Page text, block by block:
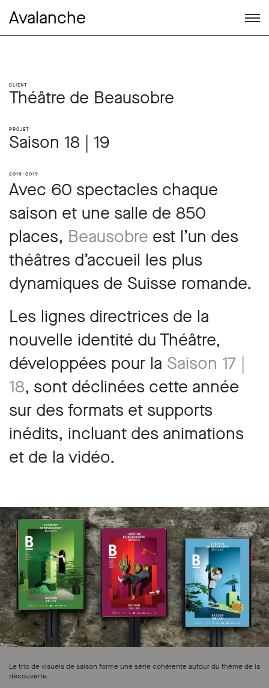
Avalanche
Client
Théâtre de Beausobre
Projet
Saison 18 | 19
2018–2019
Avec 60 spectacles chaque
saison et une salle de 850
places, Beausobre est l’un des
théâtres d’accueil les plus
dynamiques de Suisse romande.
Les lignes directrices de la
nouvelle identité du Théâtre,
développées pour la Saison 17 |
18, sont déclinées cette année
sur des formats et supports
inédits, incluant des animations
et de la vidéo.
Le trio de visuels de saison forme une série cohérente autour du thème de la
découverte.